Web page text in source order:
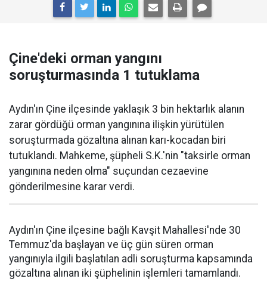
Çine'deki orman yangını
soruşturmasında 1 tutuklama
Aydın'ın Çine ilçesinde yaklaşık 3 bin hektarlık alanın
zarar gördüğü orman yangınına ilişkin yürütülen
soruşturmada gözaltına alınan karı-kocadan biri
tutuklandı. Mahkeme, şüpheli S.K.'nin "taksirle orman
yangınına neden olma" suçundan cezaevine
gönderilmesine karar verdi.
Aydın'ın Çine ilçesine bağlı Kavşit Mahallesi'nde 30
Temmuz'da başlayan ve üç gün süren orman
yangınıyla ilgili başlatılan adli soruşturma kapsamında
gözaltına alınan iki şüphelinin işlemleri tamamlandı.